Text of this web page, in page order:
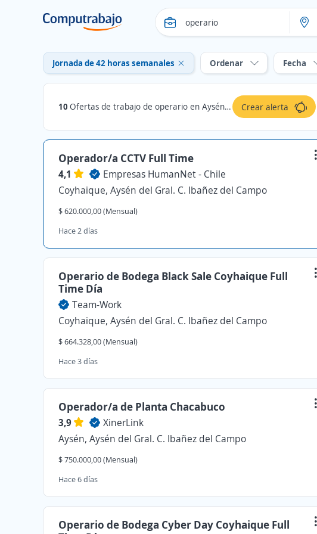
Jornada de 42 horas semanales Ordenar Fecha
10 Ofertas de trabajo de operario en Aysén del Gral. C. Ibañez del Campo: Jornada de 42 horas semanales Crear alerta
Operador/a CCTV Full Time
4,1
Empresas HumanNet - Chile
Coyhaique, Aysén del Gral. C. Ibañez del Campo
$ 620.000,00 (Mensual)
Hace 2 días
Operario de Bodega Black Sale Coyhaique Full
Time Día
Team-Work
Coyhaique, Aysén del Gral. C. Ibañez del Campo
$ 664.328,00 (Mensual)
Hace 3 días
Operador/a de Planta Chacabuco
3,9
XinerLink
Aysén, Aysén del Gral. C. Ibañez del Campo
$ 750.000,00 (Mensual)
Hace 6 días
Operario de Bodega Cyber Day Coyhaique Full